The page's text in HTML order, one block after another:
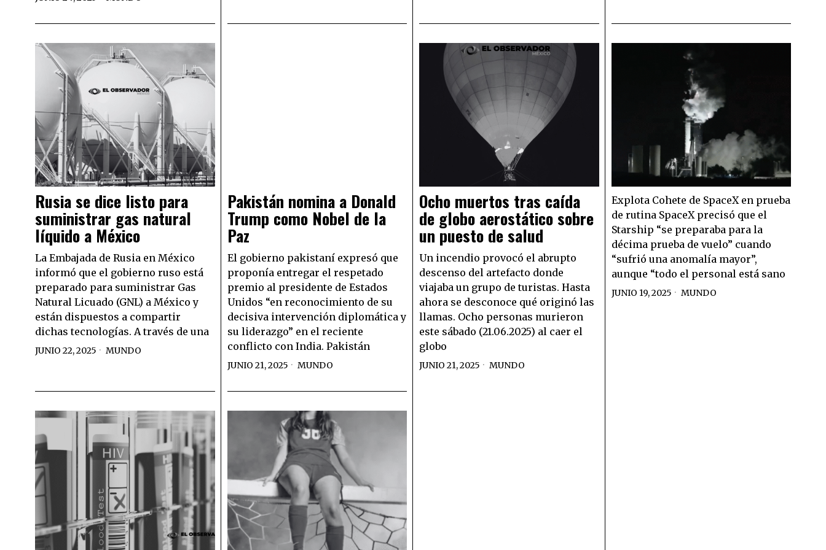
Rusia se dice listo para
suministrar gas natural
líquido a México
La Embajada de Rusia en México
informó que el gobierno ruso está
preparado para suministrar Gas
Natural Licuado (GNL) a México y
están dispuestos a compartir
dichas tecnologías. A través de una
JUNIO 22, 2025 MUNDO
Pakistán nomina a Donald
Trump como Nobel de la
Paz
El gobierno pakistaní expresó que
proponía entregar el respetado
premio al presidente de Estados
Unidos “en reconocimiento de su
decisiva intervención diplomática y
su liderazgo” en el reciente
conflicto con India. Pakistán
JUNIO 21, 2025 MUNDO
Ocho muertos tras caída
de globo aerostático sobre
un puesto de salud
Un incendio provocó el abrupto
descenso del artefacto donde
viajaba un grupo de turistas. Hasta
ahora se desconoce qué originó las
llamas. Ocho personas murieron
este sábado (21.06.2025) al caer el
globo
JUNIO 21, 2025 MUNDO
Explota Cohete de SpaceX en prueba
de rutina SpaceX precisó que el
Starship “se preparaba para la
décima prueba de vuelo” cuando
“sufrió una anomalía mayor”,
aunque “todo el personal está sano
JUNIO 19, 2025 MUNDO